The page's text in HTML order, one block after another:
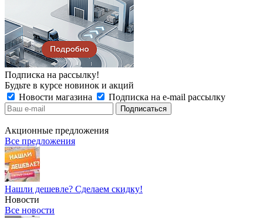
Подписка на рассылку!
Будьте в курсе новинок и акций
Новости магазина
Подписка на e-mail рассылку
Акционные предложения
Все предложения
Нашли дешевле? Сделаем скидку!
Новости
Все новости